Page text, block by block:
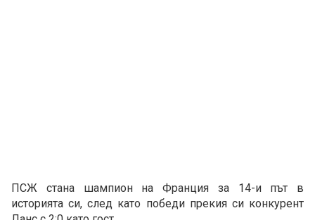
ПСЖ стана шампион на Франция за 14-и път в
историята си, след като победи прекия си конкурент